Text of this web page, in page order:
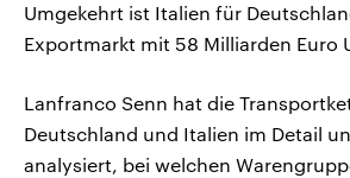
Umgekehrt ist Italien für
Exportmarkt mit 58 Milliarden Euro
Lanfranco Senn hat die
Deutschland und Italien im Detail
analysiert, bei welchen